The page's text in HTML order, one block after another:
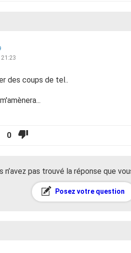
des coups de tel..
0
n’avez pas trouvé la réponse que
Posez votre question